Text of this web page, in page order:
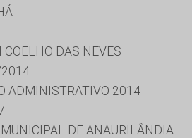
COELHO DAS NEVES
ADMINISTRATIVO 2014
DE ANAURILÂNDIA